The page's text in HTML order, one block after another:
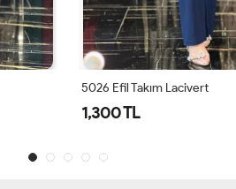
5026 Efil Takım Lacivert
1,300 TL